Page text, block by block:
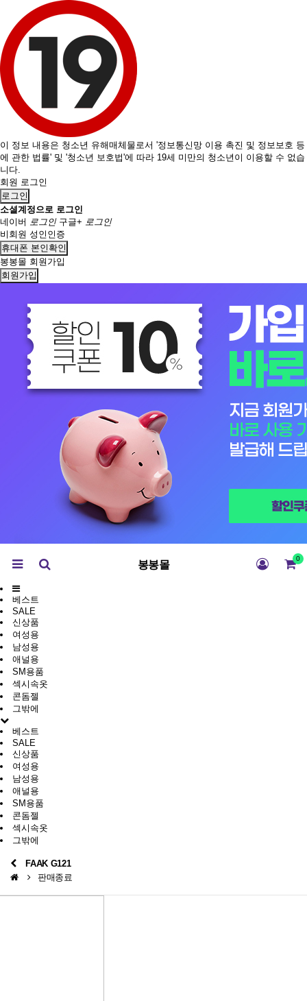
이 정보 내용은 청소년 유해매체물로서 '정보통신망 이용 촉진 및 정보보호 등
에 관한 법률' 및 '청소년 보호법'에 따라 19세 미만의 청소년이 이용할 수 없습
니다.
회원 로그인
로그인
소셜계정으로 로그인
네이버 로그인 구글+ 로그인
비회원 성인인증
휴대폰 본인확인
봉봉몰 회원가입
회원가입
봉봉몰 0
베스트
SALE
신상품
여성용
남성용
애널용
SM용품
섹시속옷
콘돔젤
그밖에
베스트
SALE
신상품
여성용
남성용
애널용
SM용품
콘돔젤
섹시속옷
그밖에
FAAK G121
판매종료